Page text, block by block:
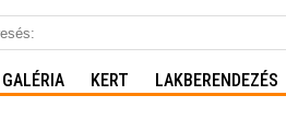
GALÉRIA KERT LAKBERENDEZÉS